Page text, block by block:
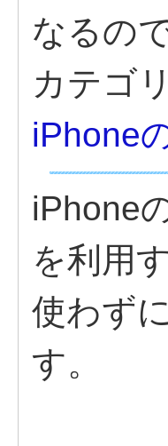
なるの
カテゴ
iPhone
iPhone
を利用
使わず
す。